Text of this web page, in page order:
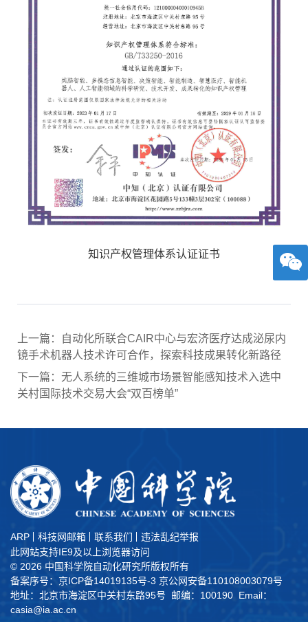
知识产权管理体系认证证书
上一篇：自动化所联合CAIR中心与宏济医疗达成泌尿内
镜手术机器人技术许可合作，探索科技成果转化新路径
下一篇：无人系统的三维城市场景智能感知技术入选中
关村国际技术交易大会“双百榜单”
ARP 科技网邮箱 联系我们
违法乱纪举报
此网站支持IE9及以上浏览器访问
© 2026 中国科学院自动化研究所版权所有
备案序号：京ICP备14019135号-3 京公网安备110108003079号
地址：北京市海淀区中关村东路95号 邮编：100190 Email：
casia@ia.ac.cn